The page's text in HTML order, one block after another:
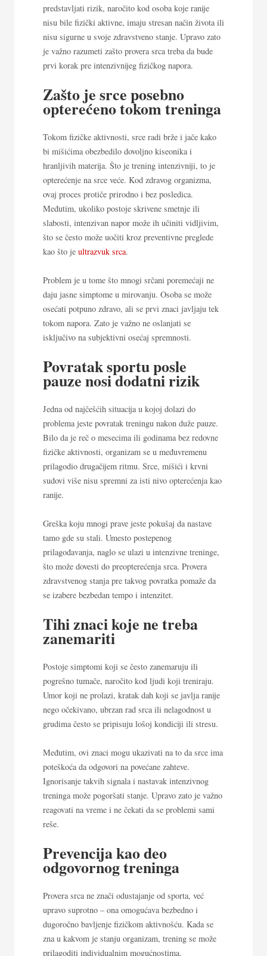
predstavljati rizik, naročito kod osoba koje ranije
nisu bile fizički aktivne, imaju stresan način života ili
nisu sigurne u svoje zdravstveno stanje. Upravo zato
je važno razumeti zašto provera srca treba da bude
prvi korak pre intenzivnijeg fizičkog napora.
Zašto je srce posebno
opterećeno tokom treninga
Tokom fizičke aktivnosti, srce radi brže i jače kako
bi mišićima obezbedilo dovoljno kiseonika i
hranljivih materija. Što je trening intenzivniji, to je
opterećenje na srce veće. Kod zdravog organizma,
ovaj proces protiče prirodno i bez posledica.
Međutim, ukoliko postoje skrivene smetnje ili
slabosti, intenzivan napor može ih učiniti vidljivim,
što se često može uočiti kroz preventivne preglede
kao što je ultrazvuk srca.
Problem je u tome što mnogi srčani poremećaji ne
daju jasne simptome u mirovanju. Osoba se može
osećati potpuno zdravo, ali se prvi znaci javljaju tek
tokom napora. Zato je važno ne oslanjati se
isključivo na subjektivni osećaj spremnosti.
Povratak sportu posle
pauze nosi dodatni rizik
Jedna od najčešćih situacija u kojoj dolazi do
problema jeste povratak treningu nakon duže pauze.
Bilo da je reč o mesecima ili godinama bez redovne
fizičke aktivnosti, organizam se u međuvremenu
prilagodio drugačijem ritmu. Srce, mišići i krvni
sudovi više nisu spremni za isti nivo opterećenja kao
ranije.
Greška koju mnogi prave jeste pokušaj da nastave
tamo gde su stali. Umesto postepenog
prilagođavanja, naglo se ulazi u intenzivne treninge,
što može dovesti do preopterećenja srca. Provera
zdravstvenog stanja pre takvog povratka pomaže da
se izabere bezbedan tempo i intenzitet.
Tihi znaci koje ne treba
zanemariti
Postoje simptomi koji se često zanemaruju ili
pogrešno tumače, naročito kod ljudi koji treniraju.
Umor koji ne prolazi, kratak dah koji se javlja ranije
nego očekivano, ubrzan rad srca ili nelagodnost u
grudima često se pripisuju lošoj kondiciji ili stresu.
Međutim, ovi znaci mogu ukazivati na to da srce ima
poteškoća da odgovori na povećane zahteve.
Ignorisanje takvih signala i nastavak intenzivnog
treninga može pogoršati stanje. Upravo zato je važno
reagovati na vreme i ne čekati da se problemi sami
reše.
Prevencija kao deo
odgovornog treninga
Provera srca ne znači odustajanje od sporta, već
upravo suprotno – ona omogućava bezbedno i
dugoročno bavljenje fizičkom aktivnošću. Kada se
zna u kakvom je stanju organizam, trening se može
prilagoditi individualnim mogućnostima.